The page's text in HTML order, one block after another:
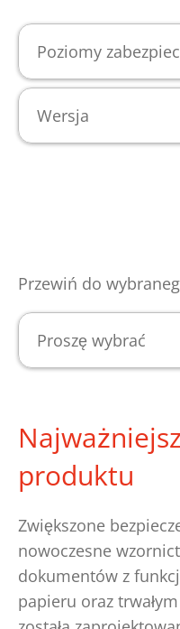
Poziomy
Wersja
Przewiń do
Proszę wybrać
produktu
Zwiększone
nowoczesne
dokumentów z
papieru oraz